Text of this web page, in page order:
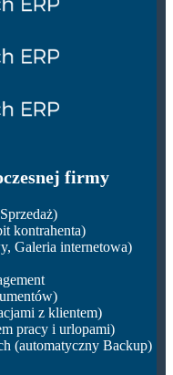
firmy
kontrahenta)
Galeria internetowa)
z klientem)
pracy i urlopami)
(automatyczny Backup)